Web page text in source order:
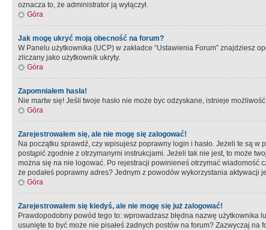
oznacza to, że administrator ją wyłączył.
Góra
Jak mogę ukryć moją obecność na forum?
W Panelu użytkownika (UCP) w zakładce “Ustawienia Forum” znajdziesz
zliczany jako użytkownik ukryty.
Góra
Zapomniałem hasła!
Nie martw się! Jeśli twoje hasło nie może byc odzyskane, istnieje
Góra
Zarejestrowałem się, ale nie mogę się zalogować!
Na początku sprawdź, czy wpisujesz poprawny login i hasło. Jeżeli te są
postąpić zgodnie z otrzymanymi instrukcjami. Jeżeli tak nie jest, to może
można się na nie logować. Po rejestracji powinieneś otrzymać wiadomość
że podałeś poprawny adres? Jednym z powodów wykorzystania aktywacji
Góra
Zarejestrowałem się kiedyś, ale nie mogę się już zalogować!
Prawdopodobny powód tego to: wprowadzasz błędna nazwę użytkownika
usunięte to być może nie pisałeś żadnych postów na forum? Zazwyczaj